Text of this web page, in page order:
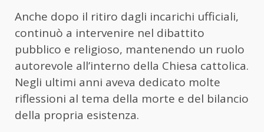
Anche dopo il ritiro dagli incarichi ufficiali,
continuò a intervenire nel dibattito
pubblico e religioso, mantenendo un ruolo
autorevole all’interno della Chiesa cattolica.
Negli ultimi anni aveva dedicato molte
riflessioni al tema della morte e del bilancio
della propria esistenza.